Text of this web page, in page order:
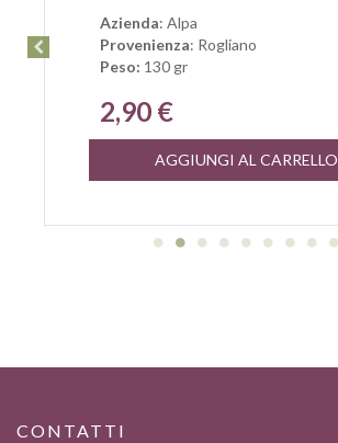
Azienda: Alpa
Provenienza: Rogliano
Peso: 130 gr
2,90 €
AGGIUNGI AL CARRELLO
CONTATTI